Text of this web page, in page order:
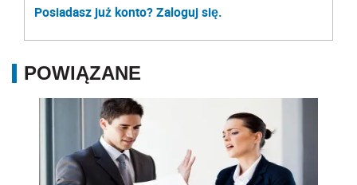
Posiadasz już konto? Zaloguj się.
POWIĄZANE